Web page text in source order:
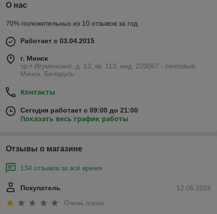
О нас
70% положительных из 10 отзывов за год
Работает с 03.04.2015
г. Минск
тр-т Игуменский, д. 13, кв. 113, инд. 220067 - почтовый,
Минск, Беларусь
Контакты
Сегодня работает с 09:00 до 21:00
Показать весь график работы
Отзывы о магазине
134 отзывов за всё время
12.06.2026
Покупатель
Очень плохо